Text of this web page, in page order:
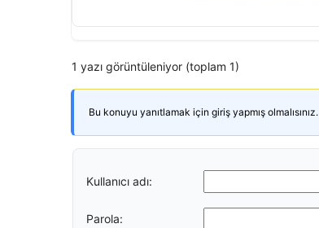
1 yazı görüntüleniyor (toplam 1)
Bu konuyu yanıtlamak için giriş yapmış olmalısınız.
Kullanıcı adı:
Parola: